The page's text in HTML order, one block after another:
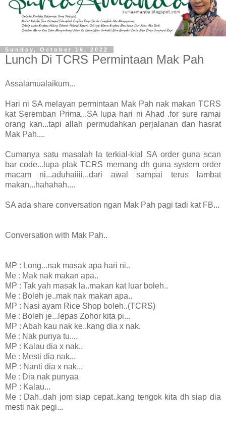
Sunday, October 16, 2022
Lunch Di TCRS Permintaan Mak Pah
Assalamualaikum...
Hari ni SA melayan permintaan Mak Pah nak makan TCRS
kat Seremban Prima...SA lupa hari ni Ahad .for sure ramai
orang kan...tapi allah permudahkan perjalanan dan hasrat
Mak Pah....
Cumanya satu masalah la terkial-kial SA order guna scan
bar code...lupa plak TCRS memang dh guna system order
macam ni...aduhaiiii...dari awal sampai terus lambat
makan...hahahah....
SA ada share conversation ngan Mak Pah pagi tadi kat FB...
Conversation with Mak Pah..
MP : Long...nak masak apa hari ni..
Me : Mak nak makan apa..
MP : Tak yah masak la..makan kat luar boleh..
Me : Boleh je..mak nak makan apa..
MP : Nasi ayam Rice Shop boleh..(TCRS)
Me : Boleh je...lepas Zohor kita pi...
MP : Abah kau nak ke..kang dia x nak.
Me : Nak punya tu....
MP : Kalau dia x nak..
Me : Mesti dia nak...
MP : Nanti dia x nak...
Me : Dia nak punyaa
MP : Kalau...
Me : Dah..dah jom siap cepat..kang tengok kita dh siap dia
mesti nak pegi...